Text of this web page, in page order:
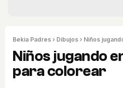
Bekia Padres › Dibujos › Niños
Niños jugando
para colorear